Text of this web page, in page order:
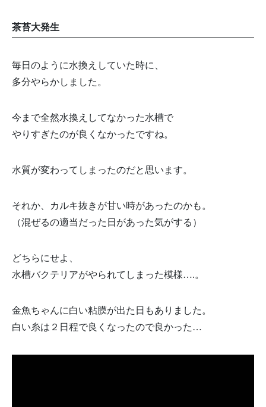
茶苔大発生
毎日のように水換えしていた時に、
多分やらかしました。
今まで全然水換えしてなかった水槽で
やりすぎたのが良くなかったですね。
水質が変わってしまったのだと思います。
それか、カルキ抜きが甘い時があったのかも。
（混ぜるの適当だった日があった気がする）
どちらにせよ、
水槽バクテリアがやられてしまった模様….。
金魚ちゃんに白い粘膜が出た日もありました。
白い糸は２日程で良くなったので良かった…